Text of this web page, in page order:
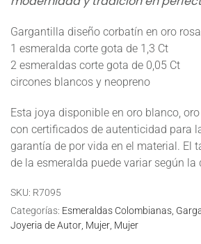
Gargantilla diseño corbatín en oro
1 esmeralda corte gota de 1,3 Ct
2 esmeraldas corte gota de 0,05 Ct
circones blancos y neopreno
Esta joya disponible en oro blanco,
con certificados de autenticidad para
garantía de por vida en el material. El
de la esmeralda puede variar según
SKU: R7095
Categorías: Esmeraldas Colombianas
Joyeria de Autor Mujer Mujer